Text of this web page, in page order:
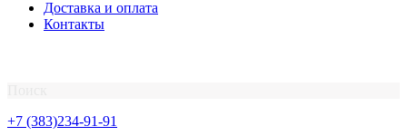
Доставка и оплата
Контакты
+7 (383)234-91-91